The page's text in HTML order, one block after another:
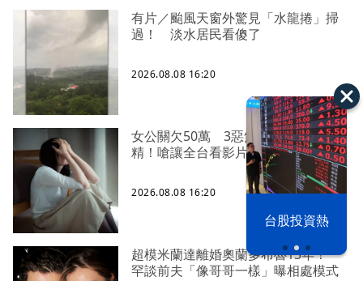
台股投資熱
有片／颱風天窗外驚見「水龍捲」掃
過！ 淡水居民看傻了
2026.08.08 16:20
女公關欠50萬 3惡煞闖包廂性侵逼吞
精！嗆讓全台看影片
2026.08.08 16:20
超模米蘭達離婚奧蘭多布魯13年！
罕談前夫「像哥哥一樣」曝相處模式